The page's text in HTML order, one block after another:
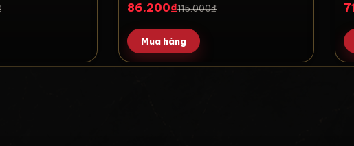
86.200₫115.000₫
Mua hàng